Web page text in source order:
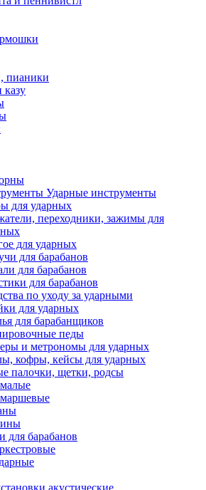
пианики
казу
Ударные инструменты
для ударных
переходники, зажимы для
для ударных
для барабанов
для барабанов
для барабанов
по уходу за ударными
для ударных
для барабанщиков
педы
и метрономы для ударных
кофры, кейсы для ударных
палочки, щетки, родсы
для барабанов
акустические